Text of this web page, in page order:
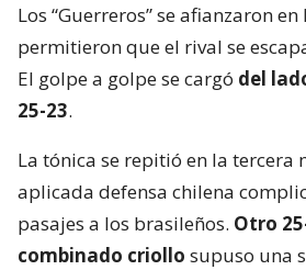
Los “Guerreros” se afianzaron
permitieron que el rival se
El golpe a golpe se cargó del
25-23.
La tónica se repitió en la tercera
aplicada defensa chilena
pasajes a los brasileños. Otro
combinado criollo supuso una